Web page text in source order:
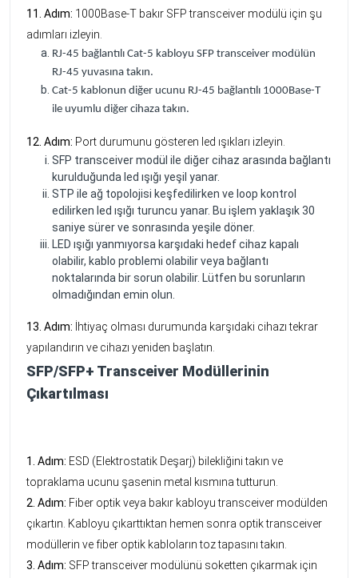
11. Adım: 1000Base-T bakır SFP transceiver modülü için şu
adımları izleyin.
RJ-45 bağlantılı Cat-5 kabloyu SFP transceiver modülün
RJ-45 yuvasına takın.
Cat-5 kablonun diğer ucunu RJ-45 bağlantılı 1000Base-T
ile uyumlu diğer cihaza takın.
12. Adım: Port durumunu gösteren led ışıkları izleyin.
SFP transceiver modül ile diğer cihaz arasında bağlantı
kurulduğunda led ışığı yeşil yanar.
STP ile ağ topolojisi keşfedilirken ve loop kontrol
edilirken led ışığı turuncu yanar. Bu işlem yaklaşık 30
saniye sürer ve sonrasında yeşile döner.
LED ışığı yanmıyorsa karşıdaki hedef cihaz kapalı
olabilir, kablo problemi olabilir veya bağlantı
noktalarında bir sorun olabilir. Lütfen bu sorunların
olmadığından emin olun.
13. Adım: İhtiyaç olması durumunda karşıdaki cihazı tekrar
yapılandırın ve cihazı yeniden başlatın.
SFP/SFP+ Transceiver Modüllerinin
Çıkartılması
1. Adım: ESD (Elektrostatik Deşarj) bilekliğini takın ve
topraklama ucunu şasenin metal kısmına tutturun.
2. Adım: Fiber optik veya bakır kabloyu transceiver modülden
çıkartın. Kabloyu çıkarttıktan hemen sonra optik transceiver
modüllerin ve fiber optik kabloların toz tapasını takın.
3. Adım: SFP transceiver modülünü soketten çıkarmak için